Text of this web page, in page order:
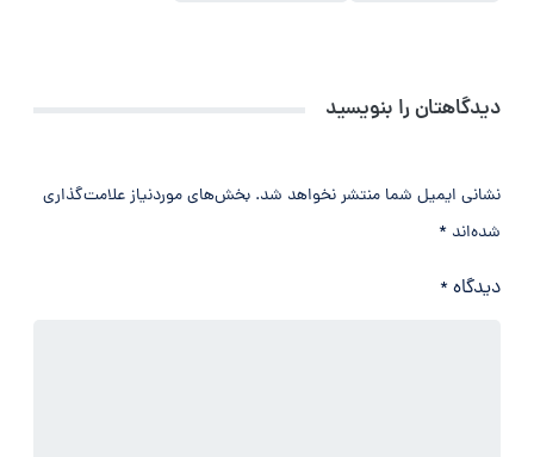
دیدگاهتان را بنویسید
نشانی ایمیل شما منتشر نخواهد شد. بخش‌های موردنیاز علامت‌گذاری
شده‌اند *
دیدگاه*